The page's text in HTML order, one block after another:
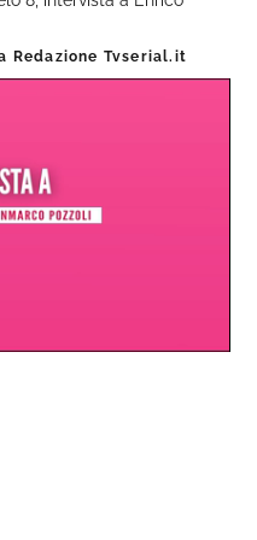
Redazione Tvserial.it